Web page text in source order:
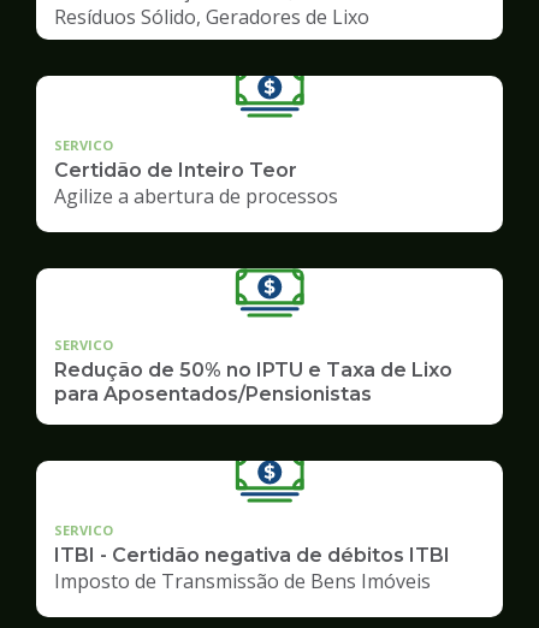
Resíduos Sólido, Geradores de Lixo
SERVICO
Certidão de Inteiro Teor
Agilize a abertura de processos
SERVICO
Redução de 50% no IPTU e Taxa de Lixo
para Aposentados/Pensionistas
SERVICO
ITBI - Certidão negativa de débitos ITBI
Imposto de Transmissão de Bens Imóveis